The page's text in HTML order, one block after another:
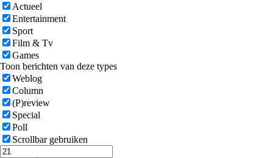
Actueel
Entertainment
Sport
Film & Tv
Games
Toon berichten van deze types
Weblog
Column
(P)review
Special
Poll
Scrollbar gebruiken